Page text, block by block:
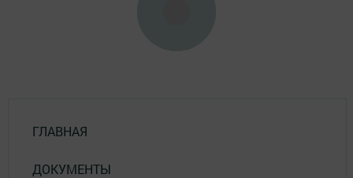
ГЛАВНАЯ
ДОКУМЕНТЫ